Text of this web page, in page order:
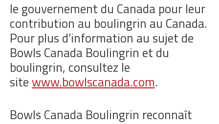
le gouvernement du Canada pour leur
contribution au boulingrin au Canada.
Pour plus d’information au sujet de
Bowls Canada Boulingrin et du
boulingrin, consultez le
sitewww.bowlscanada.com.
Bowls Canada Boulingrin reconnaît